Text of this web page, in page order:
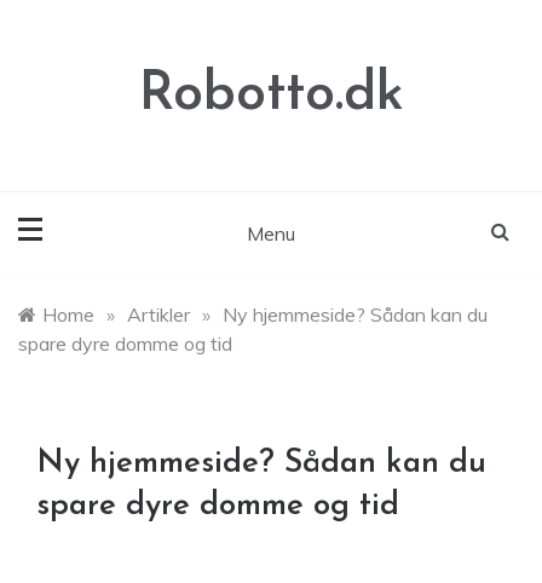
Robotto.dk
Menu
Home » Artikler » Ny hjemmeside? Sådan kan du
spare dyre domme og tid
Ny hjemmeside? Sådan kan du
spare dyre domme og tid